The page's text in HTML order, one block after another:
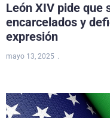
León XIV pide que
encarcelados y
expresión
mayo 13, 2025